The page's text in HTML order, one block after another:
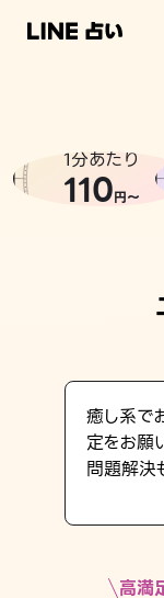
相談事例
占い記事
LINE占い
※LINEアプリ内のサービス
1分あたり
110円〜
癒し系で
定をお願
問題解決
高満